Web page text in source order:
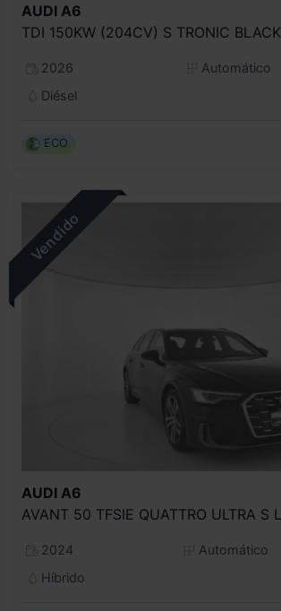
AUDI A6
TDI 150KW (204CV) S TRONIC
2026
Automático
Diésel
ECO
AUDI A6
AVANT 50 TFSIE QUATTRO ULTRA S
2024
Automático
Híbrido